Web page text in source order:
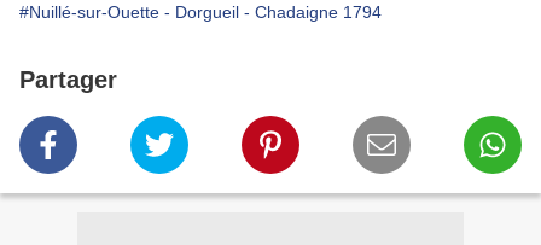
#Nuillé-sur-Ouette - Dorgueil - Chadaigne 1794
Partager